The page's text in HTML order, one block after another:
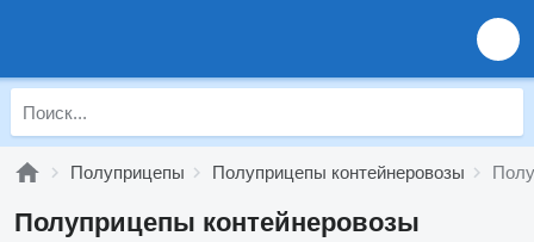
Полуприцепы Полуприцепы контейнеровозы
Полуприцепы контейнеровозы